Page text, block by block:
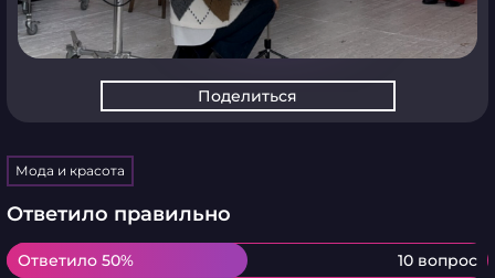
Поделиться
Мода и красота
Ответило правильно
Ответило 50% 10 вопрос
Ответило 50%